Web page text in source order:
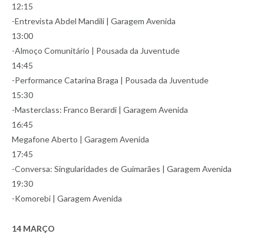
12:15
-Entrevista Abdel Mandili | Garagem Avenida
13:00
-Almoço Comunitário | Pousada da Juventude
14:45
-Performance Catarina Braga | Pousada da Juventude
15:30
-Masterclass: Franco Berardi | Garagem Avenida
16:45
Megafone Aberto | Garagem Avenida
17:45
-Conversa: Singularidades de Guimarães | Garagem Avenida
19:30
-Komorebi | Garagem Avenida
14 MARÇO